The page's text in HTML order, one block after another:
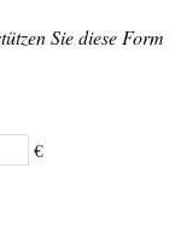
Sie diese Form
€